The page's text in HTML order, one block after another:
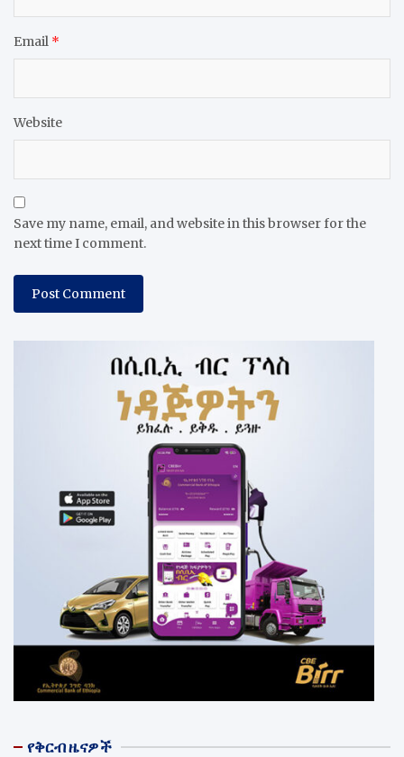
Email *
Website
Save my name, email, and website in this browser for the
next time I comment.
የቅርብ ዜናዎች